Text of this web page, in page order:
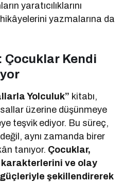
yaratıcılıklarını
yazmalarına da
Çocuklar Kendi
Yolculuk” kitabı,
üzerine düşünmeye
teşvik ediyor. Bu süreç,
aynı zamanda birer
tanıyor. Çocuklar,
karakterlerini ve olay
şekillendirerek